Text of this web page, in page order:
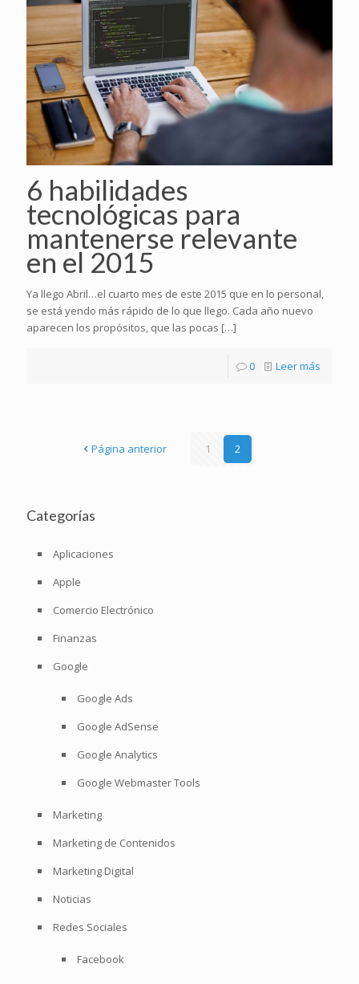
6 habilidades
tecnológicas para
mantenerse relevante
en el 2015
Ya llego Abril…el cuarto mes de este 2015 que en lo personal,
se está yendo más rápido de lo que llego. Cada año nuevo
aparecen los propósitos, que las pocas […]
0 Leer más
Página anterior 1 2
Categorías
Aplicaciones
Apple
Comercio Electrónico
Finanzas
Google
Google Ads
Google AdSense
Google Analytics
Google Webmaster Tools
Marketing
Marketing de Contenidos
Marketing Digital
Noticias
Redes Sociales
Facebook